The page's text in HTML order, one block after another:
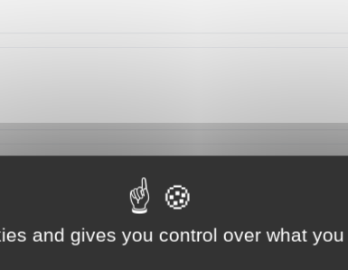
and gives you control over what